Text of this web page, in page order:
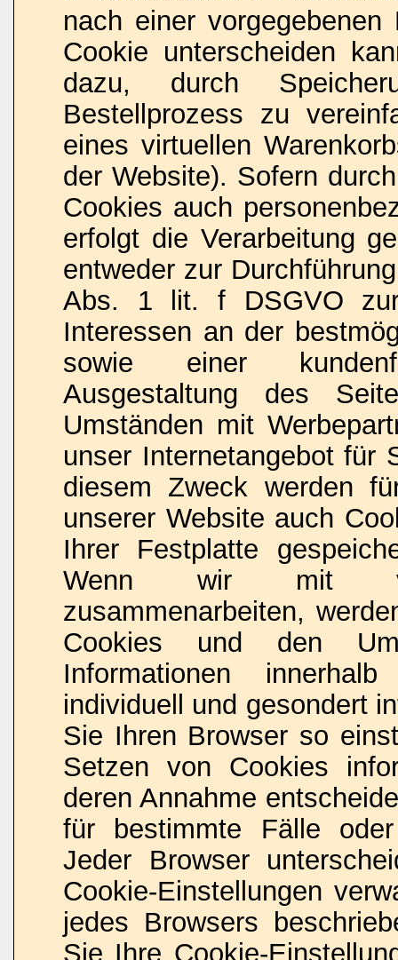
nach einer
Cookie unterscheiden
dazu, durch
Bestellprozess zu
eines virtuellen
der Website). Sofern
Cookies auch
erfolgt die Verarbeitung
entweder zur
Abs. 1 lit. f DSGVO zur
Interessen an der
sowie einer
Ausgestaltung des
Umständen mit
unser Internetangebot für
diesem Zweck werden
unserer Website auch
Ihrer Festplatte
Wenn wir mit
zusammenarbeiten,
Cookies und den
Informationen
individuell und gesondert
Sie Ihren Browser so
Setzen von Cookies
deren Annahme
für bestimmte Fälle
Jeder Browser
Cookie-Einstellungen
jedes Browsers
Sie Ihre Cookie-